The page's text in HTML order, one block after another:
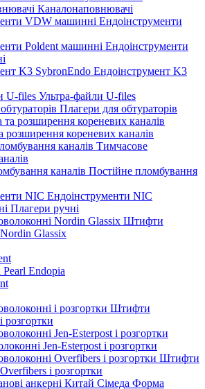
Каналонаповнювачі
Ендоінструменти
Ендоінструменти
Ендоінструмент K3
Ультра-файли U-files
Плагери для обтураторів
розширення кореневих каналів
Тимчасове
Постійне пломбування
Ендоінструменти NIC
Плагери ручні
Штифти
Glassix
Pearl Endopia
Штифти
розгортки
Jen-Esterpost і розгортки
Штифти
і розгортки